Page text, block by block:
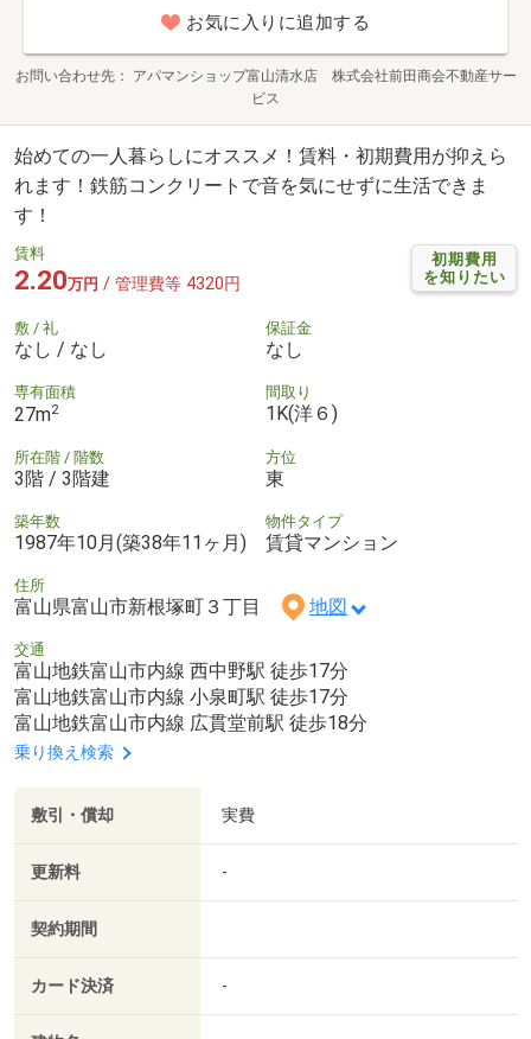
お気に入りに追加する
お問い合わせ先
アパマンショップ富山清水店 株式会社前田商会不動産サー
ビス
始めての一人暮らしにオススメ！賃料・初期費用が抑えら
れます！鉄筋コンクリートで音を気にせずに生活できま
す！
初期費用
を知りたい
賃料
2.20万円 / 管理費等 4320円
敷 / 礼
なし / なし
保証金
なし
専有面積
27m2
間取り
1K(洋６)
所在階 / 階数
3階 / 3階建
方位
東
築年数
1987年10月(築38年11ヶ月)
物件タイプ
賃貸マンション
住所
富山県富山市新根塚町３丁目 地図
交通
富山地鉄富山市内線 西中野駅 徒歩17分
富山地鉄富山市内線 小泉町駅 徒歩17分
富山地鉄富山市内線 広貫堂前駅 徒歩18分
乗り換え検索
敷引・償却 実費
更新料 -
契約期間
カード決済 -